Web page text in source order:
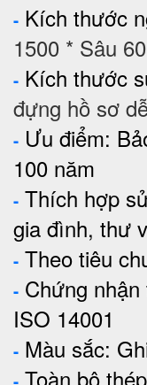
- Kích thước
1500 * Sâu
- Kích thước
đựng hồ sơ
- Ưu điểm:
100 năm
- Thích hợp
gia đình, thư
- Theo tiêu
- Chứng
ISO 14001
- Màu sắc:
Toàn bộ